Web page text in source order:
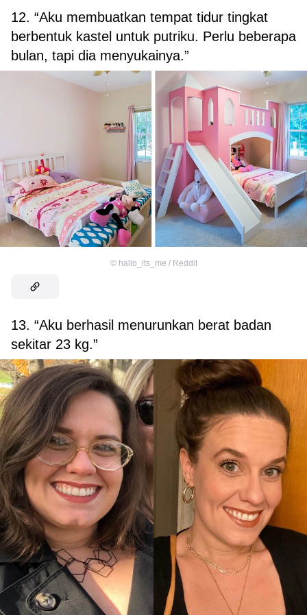
12. “Aku membuatkan tempat tidur tingkat
berbentuk kastel untuk putriku. Perlu beberapa
bulan, tapi dia menyukainya.”
© hallo_its_me / Reddit
13. “Aku berhasil menurunkan berat badan
sekitar 23 kg.”